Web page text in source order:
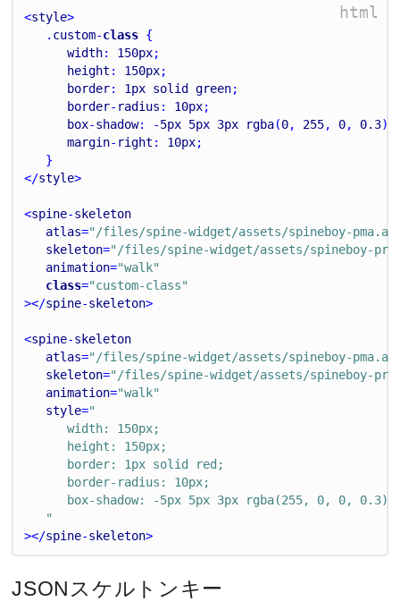
html
<style>
. custom-class {
width: 150px;
height : 150px;
border: 1px solid green;
border- radius : 10px;
box-shadow: -5px 5px 3px rgba(0, 255, 0, 0.3);
margin- right : 10px;
}
</style>
<spine-skeleton
atlas="/files/spine-widget/assets/spineboy-
skeleton="/files/spine-widget/assets/spineboy-
animation="walk"
class="custom-class"
></spine-skeleton>
<spine-skeleton
atlas="/files/spine-widget/assets/spineboy-
skeleton="/files/spine-widget/assets/spineboy-
animation="walk"
style="
width: 150px;
height: 150px;
border: 1px solid red;
border-radius: 10px;
box-shadow: -5px 5px 3px rgba(255, 0, 0, 0.3);
"
></spine-skeleton>
JSONスケルトンキー